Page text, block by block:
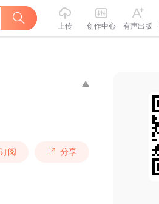
上传 创作中心 有声出版
订阅 分享